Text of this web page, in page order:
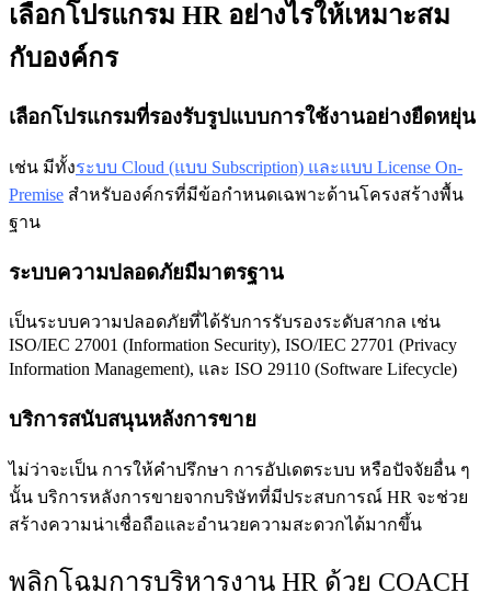
เลือกโปรแกรม HR อย่างไรให้เหมาะสม
กับองค์กร
เลือกโปรแกรมที่รองรับรูปแบบการใช้งานอย่างยืดหยุ่น
เช่น มีทั้งระบบ Cloud (แบบ Subscription) และแบบ License On-
Premise สำหรับองค์กรที่มีข้อกำหนดเฉพาะด้านโครงสร้างพื้น
ฐาน
ระบบความปลอดภัยมีมาตรฐาน
เป็นระบบความปลอดภัยที่ได้รับการรับรองระดับสากล เช่น
ISO/IEC 27001 (Information Security), ISO/IEC 27701 (Privacy
Information Management), และ ISO 29110 (Software Lifecycle)
บริการสนับสนุนหลังการขาย
ไม่ว่าจะเป็น การให้คำปรึกษา การอัปเดตระบบ หรือปัจจัยอื่น ๆ
นั้น บริการหลังการขายจากบริษัทที่มีประสบการณ์ HR จะช่วย
สร้างความน่าเชื่อถือและอำนวยความสะดวกได้มากขึ้น
พลิกโฉมการบริหารงาน HR ด้วย COACH